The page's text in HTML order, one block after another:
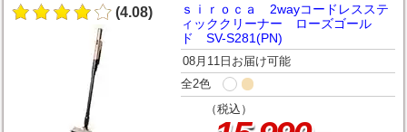
(4.08)
ｓｉｒｏｃａ 2wayコードレスステ
ィッククリーナー ローズゴール
ド SV-S281(PN)
08月11日お届け可能
全2色
（税込）